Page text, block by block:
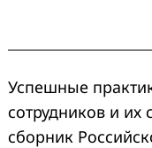
Успешные
сотрудников и их
сборник